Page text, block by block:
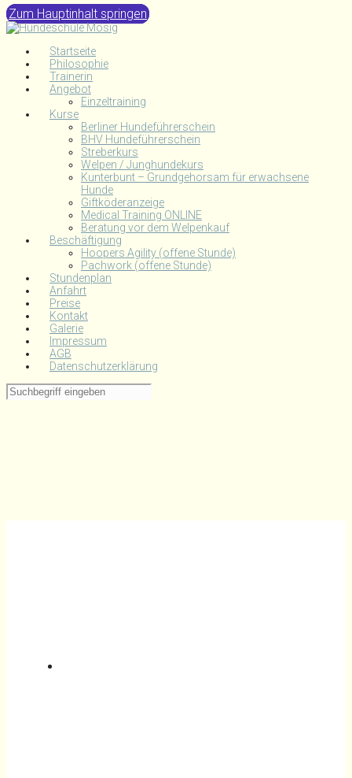
Zum Hauptinhalt springen
Startseite
Philosophie
Trainerin
Angebot
Einzeltraining
Kurse
Berliner Hundeführerschein
BHV Hundeführerschein
Streberkurs
Welpen / Junghundekurs
Kunterbunt – Grundgehorsam für erwachsene
Hunde
Giftköderanzeige
Medical Training ONLINE
Beratung vor dem Welpenkauf
Beschäftigung
Hoopers Agility (offene Stunde)
Pachwork (offene Stunde)
Stundenplan
Anfahrt
Preise
Kontakt
Galerie
Impressum
AGB
Datenschutzerklärung